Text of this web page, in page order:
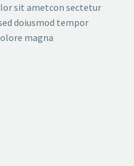
sit ametcon sectetur
doiusmod tempor
magna